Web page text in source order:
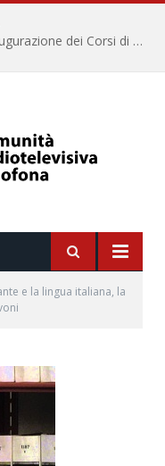
Università per Stranieri di Siena – Inaugurazione dei Corsi di Lingua e Cultura Italiana, 109a annata
e la lingua italiana, la